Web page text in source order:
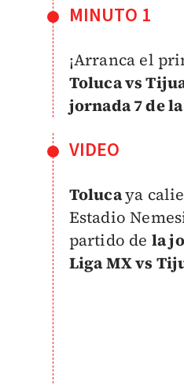
MINUTO 1
¡Arranca el
Toluca vs
jornada 7 de
VIDEO
Tolucaya
Estadio
partido de la
Liga MX vs